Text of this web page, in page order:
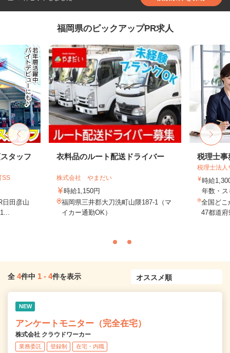
福岡県のピックアップPR求人
タッフ
SS
日田彦山
衣料品のルート配送ドライバー
株式会社 やまだい
時給1,150円
福岡県三井郡大刀洗町山隈187-1（マ
イカー通勤OK）
税理士事
税理士法人
時給
年数・
全国どこ
47都道
全 4件中 1 - 4件を表示
NEW
アンケートモニター（完全在宅）
株式会社 クラウドワーカー
業務委託 登録制 在宅・内職